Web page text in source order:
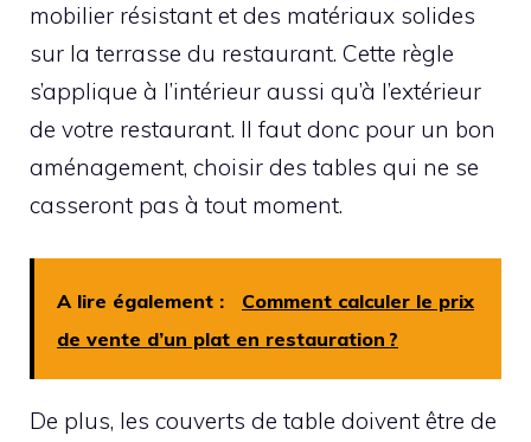
mobilier résistant et des matériaux solides
sur la terrasse du restaurant. Cette règle
s’applique à l’intérieur aussi qu’à l’extérieur
de votre restaurant. Il faut donc pour un bon
aménagement, choisir des tables qui ne se
casseront pas à tout moment.
A lire également :
Comment calculer le prix
de vente d’un plat en restauration ?
De plus, les couverts de table doivent être de